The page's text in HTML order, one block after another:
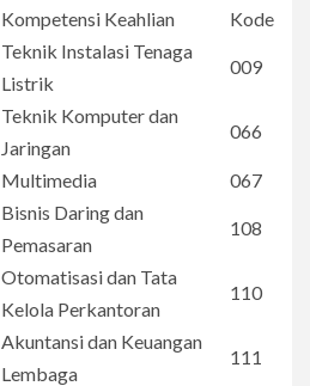
Kompetensi Keahlian
Kode
Teknik Instalasi Tenaga
Listrik
009
Teknik Komputer dan
Jaringan
066
Multimedia 067
Bisnis Daring dan
Pemasaran
108
Otomatisasi dan Tata
Kelola Perkantoran
110
Akuntansi dan Keuangan
Lembaga
111